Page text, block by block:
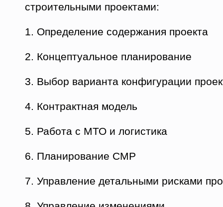
строительными проектами:
1. Определение содержания проекта
2. Концептуальное планирование
3. Выбор варианта конфигурации
4. Контрактная модель
5. Работа с МТО и логистика
6. Планирование СМР
7. Управление детальными рисками